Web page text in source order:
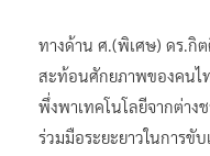
ทางด้าน ศ.(พิเศษ) ดร.กิต
สะท้อนศักยภาพของคนไ
พึ่งพาเทคโนโลยีจากต่าง
ร่วมมือระยะยาวในการขั